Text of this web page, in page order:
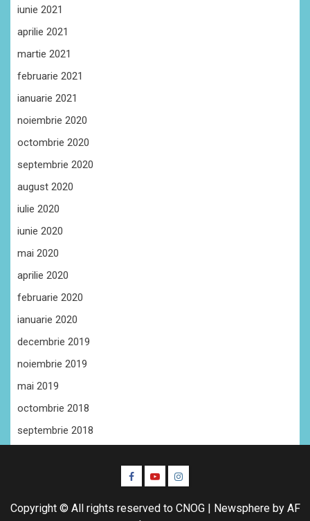
iunie 2021
aprilie 2021
martie 2021
februarie 2021
ianuarie 2021
noiembrie 2020
octombrie 2020
septembrie 2020
august 2020
iulie 2020
iunie 2020
mai 2020
aprilie 2020
februarie 2020
ianuarie 2020
decembrie 2019
noiembrie 2019
mai 2019
octombrie 2018
septembrie 2018
Facebook
YoutubeInstagram
Copyright © All rights reserved to CNOG | Newsphereby AF